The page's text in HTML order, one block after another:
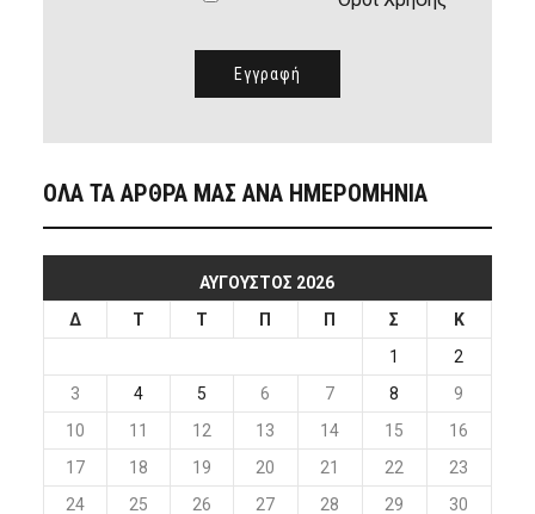
ΟΛΑ ΤΑ ΑΡΘΡΑ ΜΑΣ ΑΝΑ ΗΜΕΡΟΜΗΝΙΑ
ΑΎΓΟΥΣΤΟΣ 2026
Δ
Τ Τ Π Π Σ
Κ
1
2
3
4 5 6 7 8
9
10
11 12 13 14 15
16
17
18 19 20 21 22
23
24
25 26 27 28 29 30